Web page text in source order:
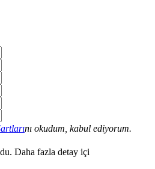
nı okudum, kabul ediyorum.
Daha fazla detay içi